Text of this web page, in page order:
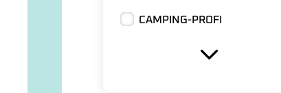
CAMPING-PROFI